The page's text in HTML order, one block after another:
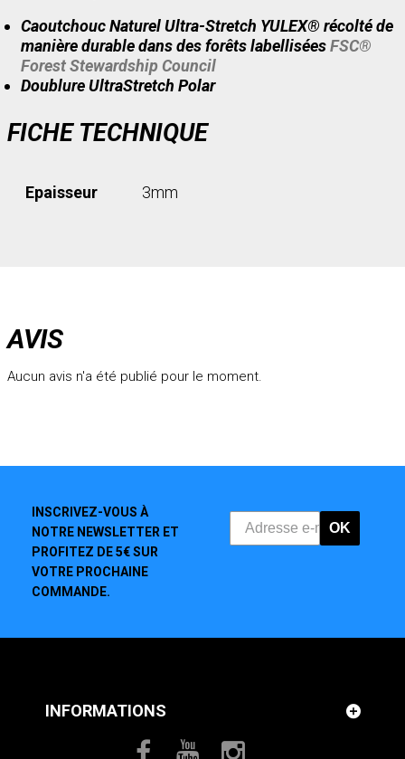
Caoutchouc Naturel Ultra-Stretch YULEX® récolté de
manière durable dans des forêts labelliséesFSC®
Forest Stewardship Council
Doublure UltraStretch Polar
FICHE TECHNIQUE
Epaisseur 3mm
AVIS
Aucun avis n'a été publié pour le moment.
INSCRIVEZ-VOUS À
NOTRE NEWSLETTER ET
PROFITEZ DE 5€ SUR
VOTRE PROCHAINE
COMMANDE.
OK
INFORMATIONS